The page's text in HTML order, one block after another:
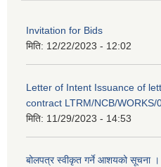
Invitation for Bids
मिति: 12/22/2023 - 12:02
Letter of Intent Issuance of
contract LTRM/NCB/WORKS/
मिति: 11/29/2023 - 14:53
बोलपत्र स्वीकृत गर्ने आशयको सूचना ।